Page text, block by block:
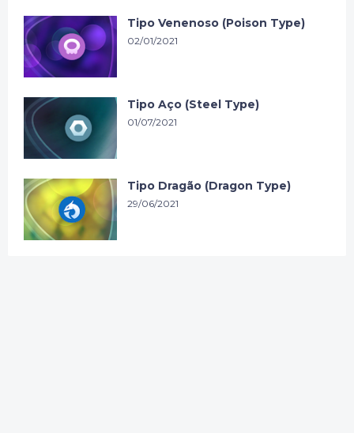
Tipo Venenoso (Poison Type)
02/01/2021
Tipo Aço (Steel Type)
01/07/2021
Tipo Dragão (Dragon Type)
29/06/2021